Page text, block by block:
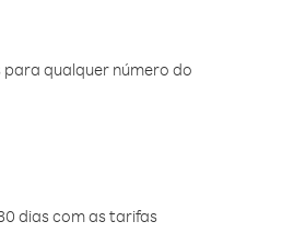
qualquer número do
dias com as tarifas